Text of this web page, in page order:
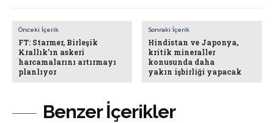
Benzer İçerikler
Önceki İçerik
FT: Starmer, Birleşik
Krallık’ın askeri
harcamalarını artırmayı
planlıyor
Sonraki İçerik
Hindistan ve Japonya,
kritik mineraller
konusunda daha
yakın işbirliği yapacak